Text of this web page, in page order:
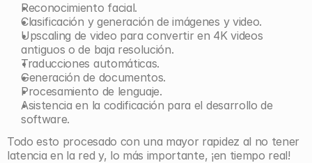
Reconocimiento facial.
Clasificación y generación de imágenes y video.
Upscaling de video para convertir en 4K videos
antiguos o de baja resolución.
Traducciones automáticas.
Generación de documentos.
Procesamiento de lenguaje.
Asistencia en la codificación para el desarrollo de
software.
Todo esto procesado con una mayor rapidez al no tener
latencia en la red y, lo más importante, ¡en tiempo real!